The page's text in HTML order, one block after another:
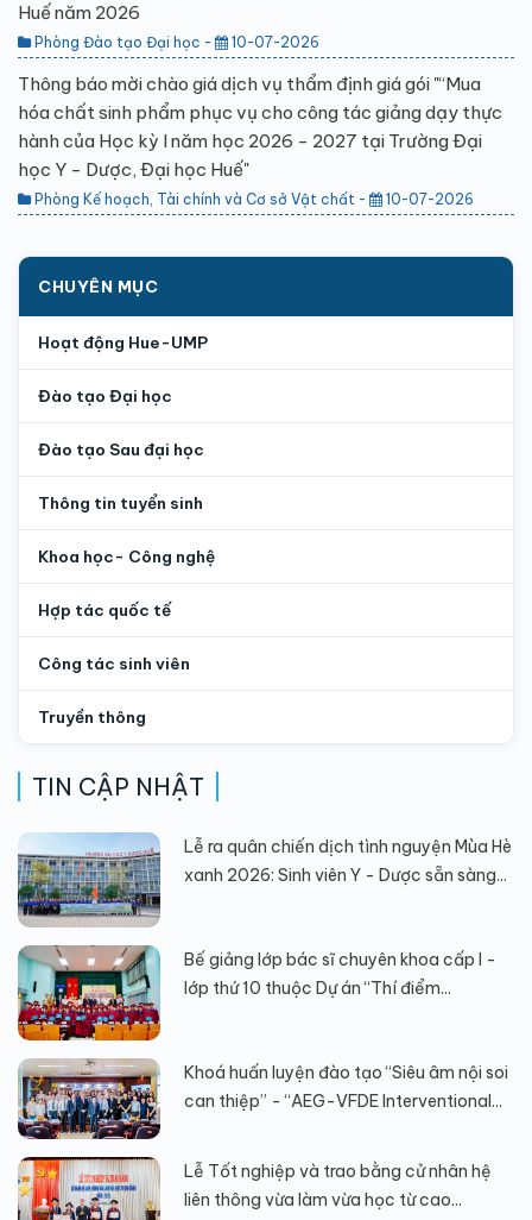
Huế năm 2026
Phòng Đào tạo Đại học - 10-07-2026
Thông báo mời chào giá dịch vụ thẩm định giá gói "“Mua
hóa chất sinh phẩm phục vụ cho công tác giảng dạy thực
hành của Học kỳ I năm học 2026 - 2027 tại Trường Đại
học Y - Dược, Đại học Huế"
Phòng Kế hoạch, Tài chính và Cơ sở Vật chất - 10-07-2026
CHUYÊN MỤC
Hoạt động Hue-UMP
Đào tạo Đại học
Đào tạo Sau đại học
Thông tin tuyển sinh
Khoa học- Công nghệ
Hợp tác quốc tế
Công tác sinh viên
Truyền thông
TIN CẬP NHẬT
Lễ ra quân chiến dịch tình nguyện Mùa Hè
xanh 2026: Sinh viên Y - Dược sẵn sàng...
Bế giảng lớp bác sĩ chuyên khoa cấp I -
lớp thứ 10 thuộc Dự án “Thí điểm...
Khoá huấn luyện đào tạo “Siêu âm nội soi
can thiệp” - “AEG-VFDE Interventional...
Lễ Tốt nghiệp và trao bằng cử nhân hệ
liên thông vừa làm vừa học từ cao...